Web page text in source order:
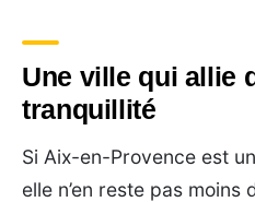
Une ville qui allie
tranquillité
Si Aix-en-Provence est
elle n’en reste pas moins